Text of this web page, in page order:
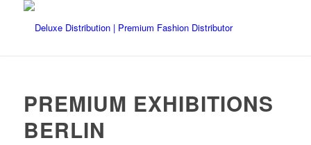
PREMIUM EXHIBITIONS
BERLIN